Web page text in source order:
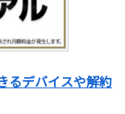
るデバイスや解約